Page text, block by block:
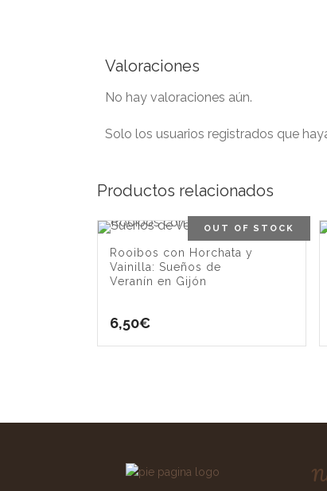
Valoraciones
No hay valoraciones aún.
Solo los usuarios registrados que
Productos relacionados
OUT OF STOCK
Rooibos con Horchata y
Vainilla: Sueños de
Veranín en Gijón
6,50€